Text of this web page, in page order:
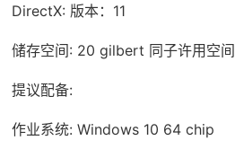
DirectX: 版本：11
储存空间: 20 gilbert 同子许用空间
提议配备:
作业系统: Windows 10 64 chip